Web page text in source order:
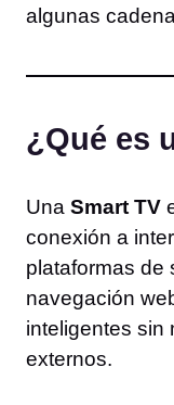
algunas
¿Qué es
Una Smart TV
conexión a
plataformas de
navegación
inteligentes sin
externos.